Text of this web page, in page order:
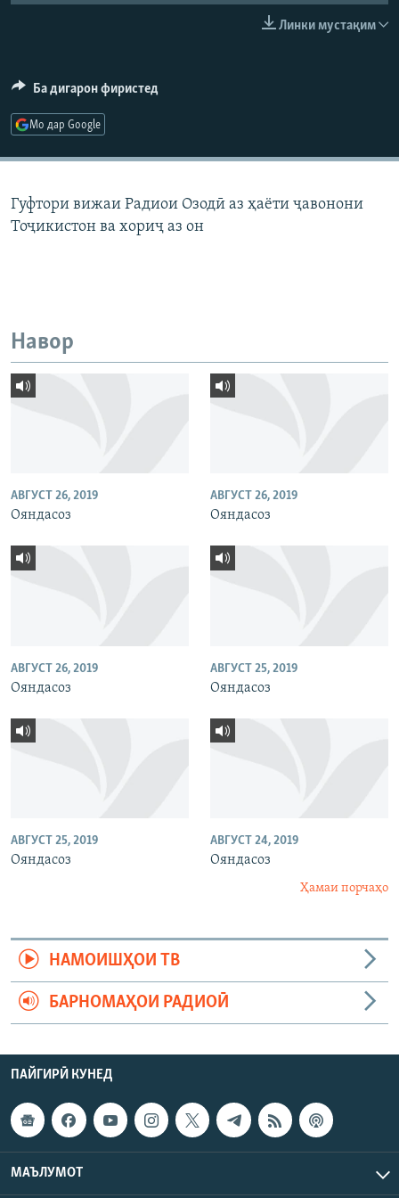
ПАЙГИРӢ КУНЕД
Ҳамаи сомонаҳои RFE/RL
Линки мустақим
Ба дигарон фиристед
Мо дар Google
Гуфтори вижаи Радиои Озодӣ аз ҳаёти ҷавонони
Тоҷикистон ва хориҷ аз он
Навор
АВГУСТ 26, 2019
Ояндасоз
АВГУСТ 26, 2019
Ояндасоз
АВГУСТ 26, 2019
Ояндасоз
АВГУСТ 25, 2019
Ояндасоз
АВГУСТ 25, 2019
Ояндасоз
АВГУСТ 24, 2019
Ояндасоз
Ҳамаи порчаҳо
НАМОИШҲОИ ТВ
БАРНОМАҲОИ РАДИОӢ
ПАЙГИРӢ КУНЕД
МАЪЛУМОТ